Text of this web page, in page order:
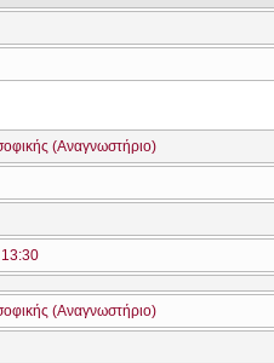
(Αναγνωστήριο)
13:30
(Αναγνωστήριο)